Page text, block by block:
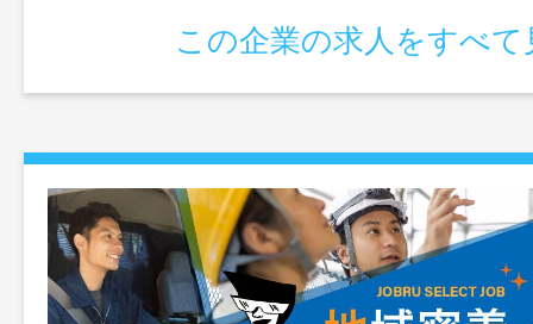
ある。今後行政からの公設民営の認可保
設のプロポーザル立案と案件に対して積
規契約獲得を行っていく。 変更範囲：
この企業の求人をすべて